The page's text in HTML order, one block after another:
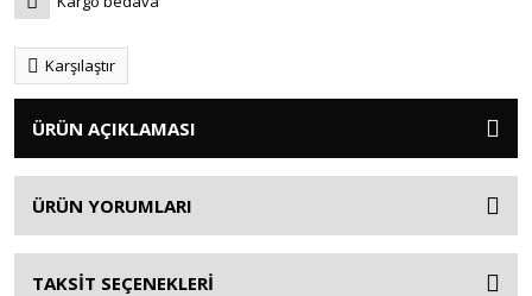
Karşılaştır
ÜRÜN AÇIKLAMASI
ÜRÜN YORUMLARI
TAKSİT SEÇENEKLERİ